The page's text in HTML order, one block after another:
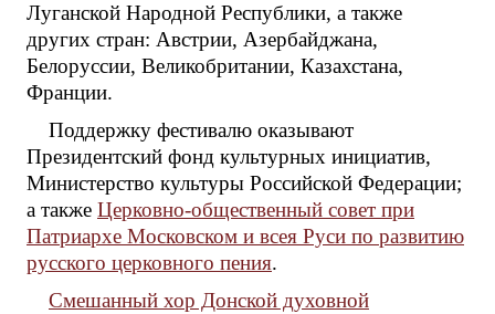
Луганской Народной Республики, а также
других стран: Австрии, Азербайджана,
Белоруссии, Великобритании, Казахстана,
Франции.
Поддержку фестивалю оказывают
Президентский фонд культурных инициатив,
Министерство культуры Российской Федерации;
а также Церковно-общественный совет при
Патриархе Московском и всея Руси по развитию
русского церковного пения.
Смешанный хор Донской духовной